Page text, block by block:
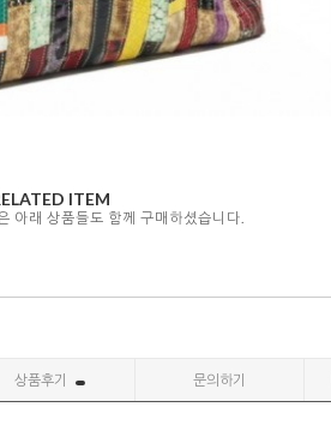
ITEM
아래 상품들도 함께 구매하셨습니다.
상품후기 문의하기